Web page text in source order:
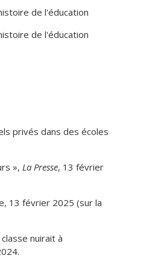
»,Histoire sociale /
(dir.),Experts,
interdisciplinaires :
tranquille. L’expertise
de l’Amérique française
à l’enseignement de
de l'éducation
de l'éducation
privés dans des écoles
»,La Presse, 13 février
13 février 2025 (sur la
nuirait à